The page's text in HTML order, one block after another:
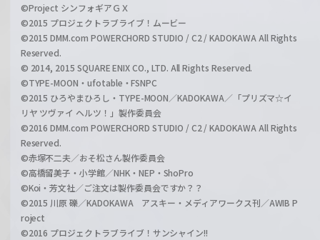
©Project シンフォギアＧＸ
©2015 プロジェクトラブライブ！ムービー
©2015 DMM.com POWERCHORD STUDIO / C2 / KADOKAWA All Rights
Reserved.
© 2014, 2015 SQUARE ENIX CO., LTD. All Rights Reserved.
©TYPE-MOON・ufotable・FSNPC
©2015 ひろやまひろし・TYPE-MOON／KADOKAWA／「プリズマ☆イ
リヤ ツヴァイ ヘルツ！」製作委員会
©2016 DMM.com POWERCHORD STUDIO / C2 / KADOKAWA All Rights
Reserved.
©赤塚不二夫／おそ松さん製作委員会
©高橋留美子・小学館／NHK・NEP・ShoPro
©Koi・芳文社／ご注文は製作委員会ですか？？
©2015 川原 礫／KADOKAWA アスキー・メディアワークス刊／AWIB P
roject
©2016 プロジェクトラブライブ！サンシャイン!!